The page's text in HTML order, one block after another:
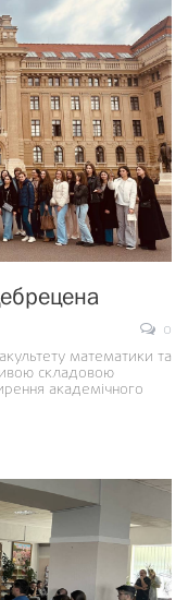
0
математики та
складовою
академічного